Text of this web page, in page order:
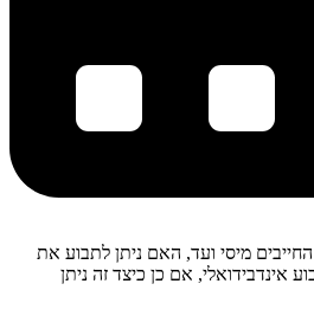
מעל ל-5 דיירים החייבים מיסי ועד, האם ניתן לתבוע את
אינדבידואלי, אם כן כיצד זה ניתן